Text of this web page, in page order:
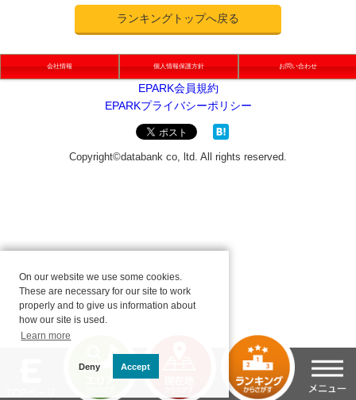
ランキングトップへ戻る
会社情報 個人情報保護方針 お問い合わせ
On our website we use some cookies.
These are necessary for our site to work
properly and to give us information about
how our site is used.
Learn more
Deny Accept